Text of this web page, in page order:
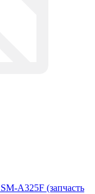
A325F (запчасть